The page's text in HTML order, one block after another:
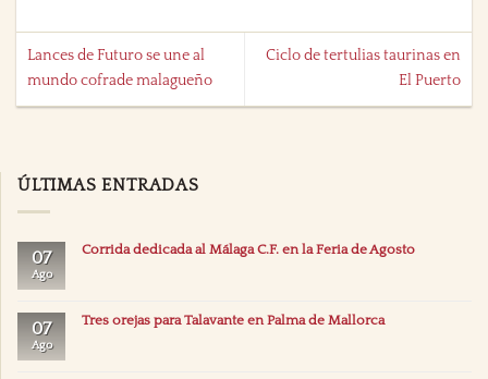
Lances de Futuro se une al
mundo cofrade malagueño
Ciclo de tertulias taurinas en
El Puerto
ÚLTIMAS ENTRADAS
07
Ago
Corrida dedicada al Málaga C.F. en la Feria de Agosto
07
Ago
Tres orejas para Talavante en Palma de Mallorca